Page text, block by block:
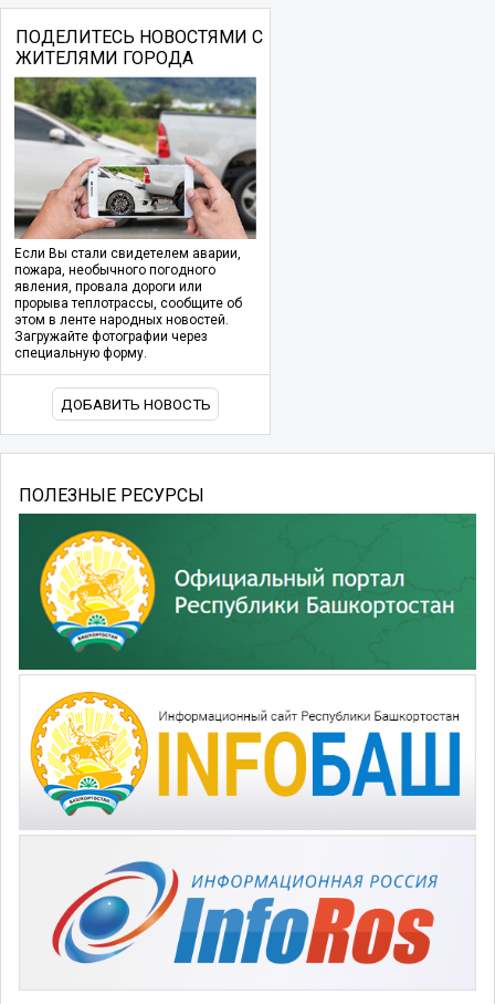
ПОДЕЛИТЕСЬ НОВОСТЯМИ С
ЖИТЕЛЯМИ ГОРОДА
Если Вы стали свидетелем аварии,
пожара, необычного погодного
явления, провала дороги или
прорыва теплотрассы, сообщите об
этом в ленте народных новостей.
Загружайте фотографии через
специальную форму.
ДОБАВИТЬ НОВОСТЬ
ПОЛЕЗНЫЕ РЕСУРСЫ